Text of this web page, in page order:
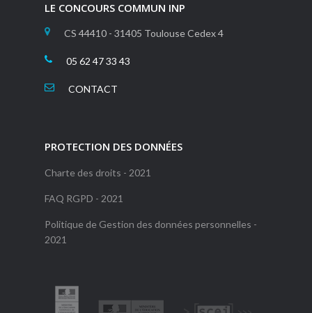
LE CONCOURS COMMUN INP
CS 44410 - 31405 Toulouse Cedex 4
05 62 47 33 43
CONTACT
PROTECTION DES DONNÉES
Charte des droits - 2021
FAQ RGPD - 2021
Politique de Gestion des données personnelles -
2021